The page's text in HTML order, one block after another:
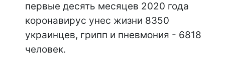
первые десять месяцев 2020 года
коронавирус унес жизни 8350
украинцев, грипп и пневмония - 6818
человек.